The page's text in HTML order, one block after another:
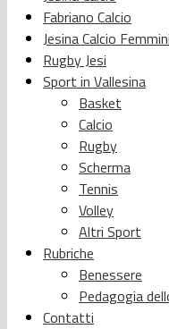
Fabriano Calcio
Jesina Calcio
Rugby Jesi
Sport in Vallesina
Basket
Calcio
Rugby
Scherma
Tennis
Volley
Altri Sport
Rubriche
Benessere
Pedagogia
Contatti